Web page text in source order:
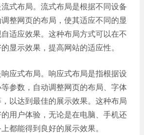
平台
案例
APP
案例
系统
平台
案例
式布局。流式布局是根据不同设备
整网页的布局，使其适应不同的显
适应效果。这种布局方式可以在不
显示效果，提高网站的适应性。
应式布局。响应式布局是指根据设
参数，自动调整网页的布局、字体
以达到最佳的展示效果。这种布局
用户体验，无论是在电脑、手机还
都能得到良好的展示效果。